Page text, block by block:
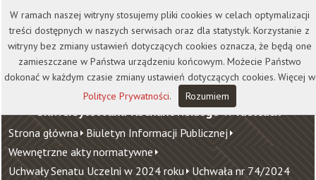
Kontakt Biblioteka
Wydawnictwo
Wirtualna Uczelnia
Uniwersytet Jana Kochanowskiego w Kielcach
Strona główna Biuletyn Informacji Publicznej
Wewnętrzne akty normatywne
Uchwały Senatu Uczelni w 2024 roku Uchwała nr 74/2024
W ramach naszej witryny stosujemy pliki cookies w celach optymalizacji
treści dostępnych w naszych serwisach oraz dla statystyk. Korzystanie z
witryny bez zmiany ustawień dotyczących cookies oznacza, że będą one
zamieszczane w Państwa urządzeniu końcowym. Możecie Państwo
dokonać w każdym czasie zmiany ustawień dotyczących cookies. Więcej w
Polityce Prywatności. Rozumiem